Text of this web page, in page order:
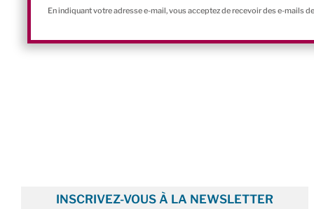
En indiquant votre adresse e-mail, vous acceptez de recevoir des e-mails
INSCRIVEZ-VOUS À LA NEWSLETTER